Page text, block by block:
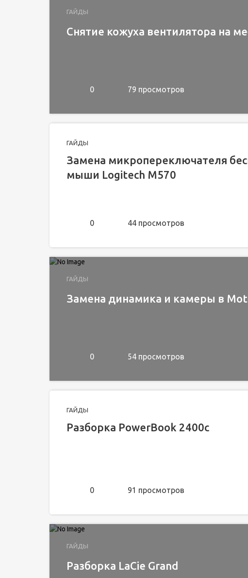
ГАЙДЫ
Снятие кожуха вентилятора на
0 79 просмотров
ГАЙДЫ
Замена микропереключателя
мыши Logitech M570
0 44 просмотров
ГАЙДЫ
Замена динамика и камеры в
0 54 просмотров
ГАЙДЫ
Разборка PowerBook 2400c
0 91 просмотров
ГАЙДЫ
Разборка LaCie Grand